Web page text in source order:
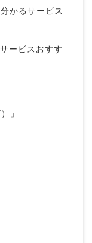
かるサービス
ービスおすす
」